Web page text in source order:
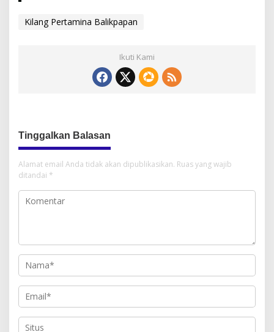
Kilang Pertamina Balikpapan
Ikuti Kami
Tinggalkan Balasan
Alamat email Anda tidak akan dipublikasikan. Ruas yang wajib
ditandai *